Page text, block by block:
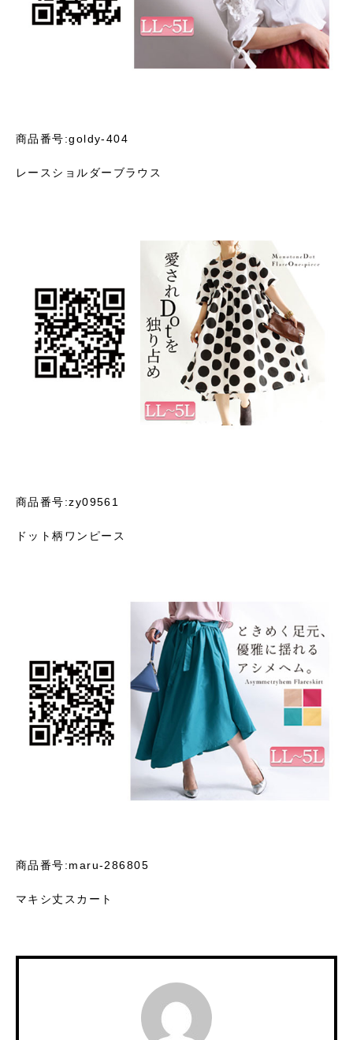
商品番号:goldy-404
レースショルダーブラウス
商品番号:zy09561
ドット柄ワンピース
商品番号:maru-286805
マキシ丈スカート